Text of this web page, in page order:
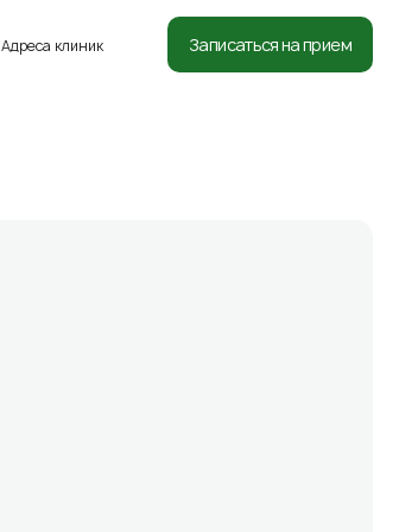
8 (812) 332-54-05
Адреса клиник Записаться на прием